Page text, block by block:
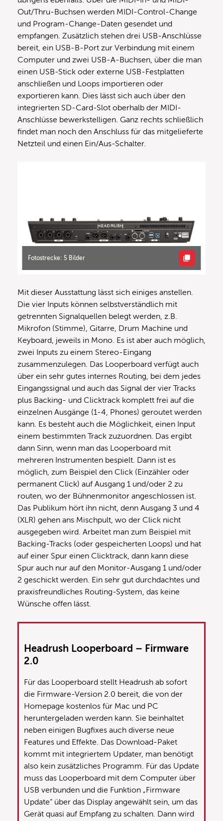
Out/Thru-Buchsen werden MIDI-Control-Change
und Program-Change-Daten gesendet und
empfangen. Zusätzlich stehen drei USB-Anschlüsse
bereit, ein USB-B-Port zur Verbindung mit einem
Computer und zwei USB-A-Buchsen, über die man
einen USB-Stick oder externe USB-Festplatten
anschließen und Loops importieren oder
exportieren kann. Dies lässt sich auch über den
integrierten SD-Card-Slot oberhalb der MIDI-
Anschlüsse bewerkstelligen. Ganz rechts schließlich
findet man noch den Anschluss für das mitgelieferte
Netzteil und einen Ein/Aus-Schalter.
Fotostrecke: 5 Bilder
Mit dieser Ausstattung lässt sich einiges anstellen.
Die vier Inputs können selbstverständlich mit
getrennten Signalquellen belegt werden, z.B.
Mikrofon (Stimme), Gitarre, Drum Machine und
Keyboard, jeweils in Mono. Es ist aber auch möglich,
zwei Inputs zu einem Stereo-Eingang
zusammenzulegen. Das Looperboard verfügt auch
über ein sehr gutes internes Routing, bei dem jedes
Eingangssignal und auch das Signal der vier Tracks
plus Backing- und Clicktrack komplett frei auf die
einzelnen Ausgänge (1-4, Phones) geroutet werden
kann. Es besteht auch die Möglichkeit, einen Input
einem bestimmten Track zuzuordnen. Das ergibt
dann Sinn, wenn man das Looperboard mit
mehreren Instrumenten bespielt. Dann ist es
möglich, zum Beispiel den Click (Einzähler oder
permanent Click) auf Ausgang 1 und/oder 2 zu
routen, wo der Bühnenmonitor angeschlossen ist.
Das Publikum hört ihn nicht, denn Ausgang 3 und 4
(XLR) gehen ans Mischpult, wo der Click nicht
ausgegeben wird. Arbeitet man zum Beispiel mit
Backing-Tracks (oder gespeicherten Loops) und hat
auf einer Spur einen Clicktrack, dann kann diese
Spur auch nur auf den Monitor-Ausgang 1 und/oder
2 geschickt werden. Ein sehr gut durchdachtes und
praxisfreundliches Routing-System, das keine
Wünsche offen lässt.
Headrush Looperboard – Firmware
2.0
Für das Looperboard stellt Headrush ab sofort
die Firmware-Version 2.0 bereit, die von der
Homepage kostenlos für Mac und PC
heruntergeladen werden kann. Sie beinhaltet
neben einigen Bugfixes auch diverse neue
Features und Effekte. Das Download-Paket
kommt mit integriertem Updater, man benötigt
also kein zusätzliches Programm. Für das Update
muss das Looperboard mit dem Computer über
USB verbunden und die Funktion „Firmware
Update“ über das Display angewählt sein, um das
Gerät quasi auf Empfang zu schalten. Dann wird